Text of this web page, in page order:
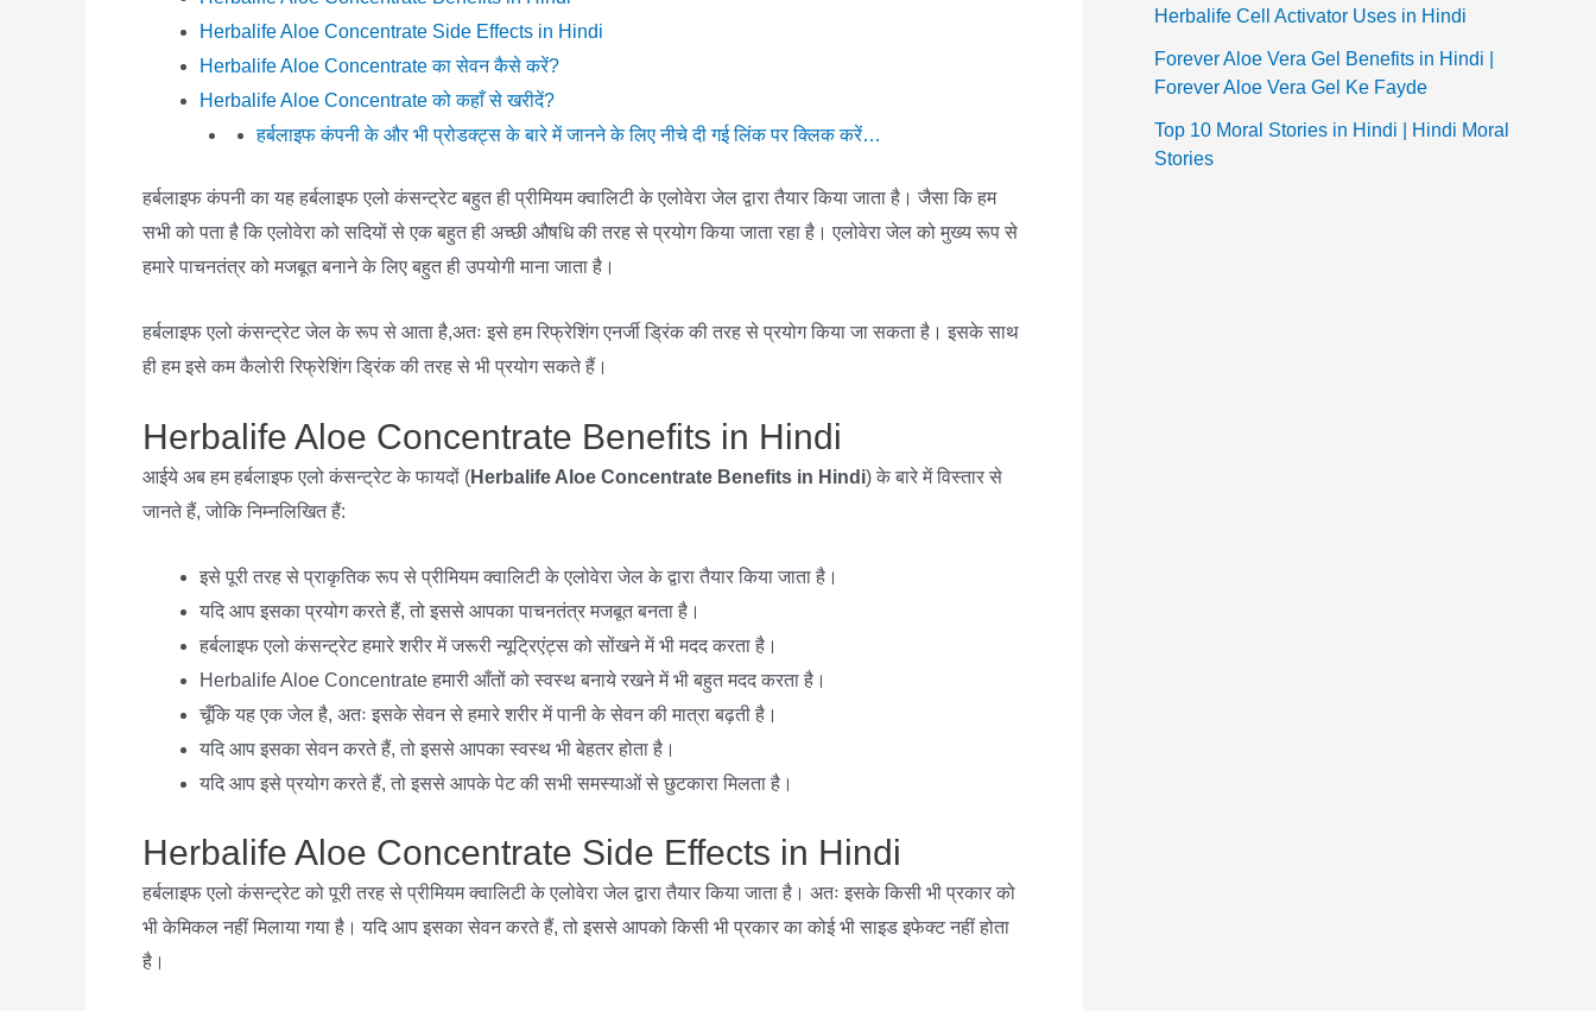
Herbalife Aloe Concentrate Side Effects in Hindi
Herbalife Aloe Concentrate का सेवन कैसे करें?
Herbalife Aloe Concentrate को कहाँ से खरीदें?
हर्बलाइफ कंपनी के और भी प्रोडक्ट्स के बारे में जानने के लिए नीचे दी गई लिंक पर क्लिक करें…
हर्बलाइफ कंपनी का यह हर्बलाइफ एलो कंसन्ट्रेट बहुत ही प्रीमियम क्वालिटी के एलोवेरा जेल द्वारा तैयार किया जाता है। जैसा कि हम
सभी को पता है कि एलोवेरा को सदियों से एक बहुत ही अच्छी औषधि की तरह से प्रयोग किया जाता रहा है। एलोवेरा जेल को मुख्य रूप से
हमारे पाचनतंत्र को मजबूत बनाने के लिए बहुत ही उपयोगी माना जाता है।
हर्बलाइफ एलो कंसन्ट्रेट जेल के रूप से आता है,अतः इसे हम रिफ्रेशिंग एनर्जी ड्रिंक की तरह से प्रयोग किया जा सकता है। इसके साथ
ही हम इसे कम कैलोरी रिफ्रेशिंग ड्रिंक की तरह से भी प्रयोग सकते हैं।
Herbalife Aloe Concentrate Benefits in Hindi
आईये अब हम हर्बलाइफ एलो कंसन्ट्रेट के फायदों (Herbalife Aloe Concentrate Benefits in Hindi) के बारे में विस्तार से
जानते हैं, जोकि निम्नलिखित हैं:
इसे पूरी तरह से प्राकृतिक रूप से प्रीमियम क्वालिटी के एलोवेरा जेल के द्वारा तैयार किया जाता है।
यदि आप इसका प्रयोग करते हैं, तो इससे आपका पाचनतंत्र मजबूत बनता है।
हर्बलाइफ एलो कंसन्ट्रेट हमारे शरीर में जरूरी न्यूट्रिएंट्स को सोंखने में भी मदद करता है।
Herbalife Aloe Concentrate हमारी आँतों को स्वस्थ बनाये रखने में भी बहुत मदद करता है।
चूँकि यह एक जेल है, अतः इसके सेवन से हमारे शरीर में पानी के सेवन की मात्रा बढ़ती है।
यदि आप इसका सेवन करते हैं, तो इससे आपका स्वस्थ भी बेहतर होता है।
यदि आप इसे प्रयोग करते हैं, तो इससे आपके पेट की सभी समस्याओं से छुटकारा मिलता है।
Herbalife Aloe Concentrate Side Effects in Hindi
हर्बलाइफ एलो कंसन्ट्रेट को पूरी तरह से प्रीमियम क्वालिटी के एलोवेरा जेल द्वारा तैयार किया जाता है। अतः इसके किसी भी प्रकार को
भी केमिकल नहीं मिलाया गया है। यदि आप इसका सेवन करते हैं, तो इससे आपको किसी भी प्रकार का कोई भी साइड इफेक्ट नहीं होता
है।
Herbalife Cell Activator Uses in Hindi
Forever Aloe Vera Gel Benefits in Hindi |
Forever Aloe Vera Gel Ke Fayde
Top 10 Moral Stories in Hindi | Hindi Moral
Stories